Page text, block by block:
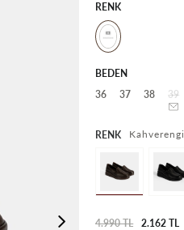
RENK
BEDEN
36
37 38 39
RENK Kahverengi
4.990 TL 2.162 TL